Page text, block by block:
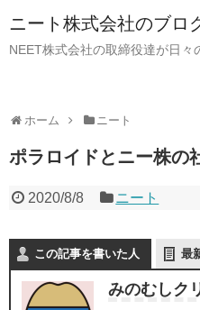
ニート株式会社のブロ
NEET株式会社の取締役達が日々
ホーム ニート
ポラロイドとニー株の
2020/8/8 ニート
この記事を書いた人 最
みのむしク